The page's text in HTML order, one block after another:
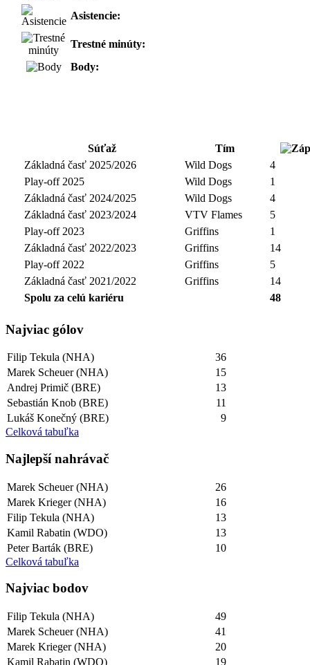
Asistencie:
Trestné minúty:
Body:
Súťaž
Tím
Základná časť 2025/2026
Wild Dogs
4
Play-off 2025
Wild Dogs
1
Základná časť 2024/2025
Wild Dogs
4
Základná časť 2023/2024
VTV Flames
5
Play-off 2023
Griffins
1
Základná časť 2022/2023
Griffins
14
Play-off 2022
Griffins
5
Základná časť 2021/2022
Griffins
14
Spolu za celú kariéru
48
Najviac gólov
Filip Tekula (NHA)
36
Marek Scheuer (NHA)
15
Andrej Primič (BRE)
13
Sebastián Knob (BRE)
11
Lukáš Konečný (BRE)
9
Celková tabuľka
Najlepší­ nahrávač
Marek Scheuer (NHA)
26
Marek Krieger (NHA)
16
Filip Tekula (NHA)
13
Kamil Rabatin (WDO)
13
Peter Barták (BRE)
10
Celková tabuľka
Najviac bodov
Filip Tekula (NHA)
49
Marek Scheuer (NHA)
41
Marek Krieger (NHA)
20
Kamil Rabatin (WDO)
19